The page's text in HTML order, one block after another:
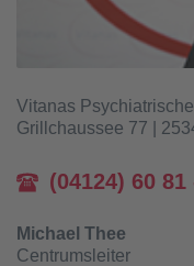
Vitanas
Grillchaussee 77 |
(04124) 60 81
Michael Thee
Centrumsleiter